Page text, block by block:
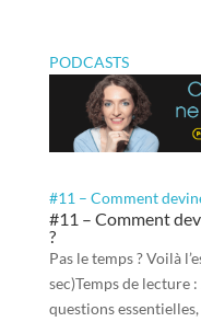
PODCASTS
#11 – Comment
#11 – Comment
?
Pas le temps ? Voilà
sec)Temps de lecture
questions